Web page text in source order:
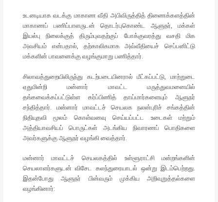
உடனடியாக வடக்கு மாகாண வீதி அபிவிருத்தித் திணைக்களத்தின்
மாகாணப் பணிப்பாளருடன் தொடர்புகொண்ட ஆளுநர், மக்கள்
இயல்பு நிலைக்குத் திரும்புவதற்குப் போக்குவரத்து வசதி மிக
அவசியம் என்பதால், தற்காலிகமாக அவ்வீதியைச் செப்பனிட்டு
மக்களின் பாவனைக்கு வழங்குமாறு பணித்தார்.
சிலாவத்துறையிலிருந்து கடற்படையினரால் மீட்கப்பட்டு, மாற்றுடை
ஏதுமின்றி மன்னார் மாவட்ட மருத்துவமனையில்
தங்கவைக்கப்பட்டுள்ள கர்ப்பிணித் தாய்மார்களையும் ஆளுநர்
சந்தித்தார். மன்னார் மாவட்டச் செயலக நலன்புரிச் சங்கத்தின்
நிதியுதவி மூலம் கொள்வனவு செய்யப்பட்ட உடைகள் மற்றும்
அத்தியாவசியப் பொருட்கள் அடங்கிய நிவாரணப் பொதிகளை
அவர்களுக்கு ஆளுநர் வழங்கி வைத்தார்.
மன்னார் மாவட்டச் செயலகத்தில் உள்ளூராட்சி மன்றங்களின்
செயலாளர்களுடன் விசேட கலந்துரையாடல் ஒன்று இடம்பெற்றது.
இதன்போது ஆளுநர் பின்வரும் முக்கிய அறிவுறுத்தல்களை
வழங்கினார்: